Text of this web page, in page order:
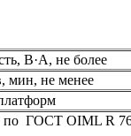
В·A, не более
мин, не менее
по ГОСТ OIML R